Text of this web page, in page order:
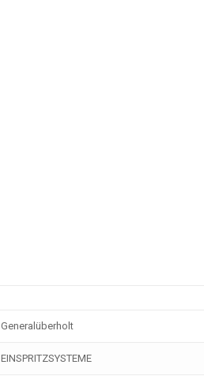
Generalüberholt
EINSPRITZSYSTEME